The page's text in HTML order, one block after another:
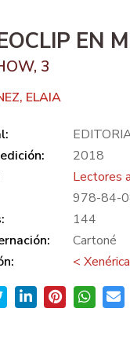
EN
3
ELAIA
2018
Lectores
978-84-
144
Cartoné
<